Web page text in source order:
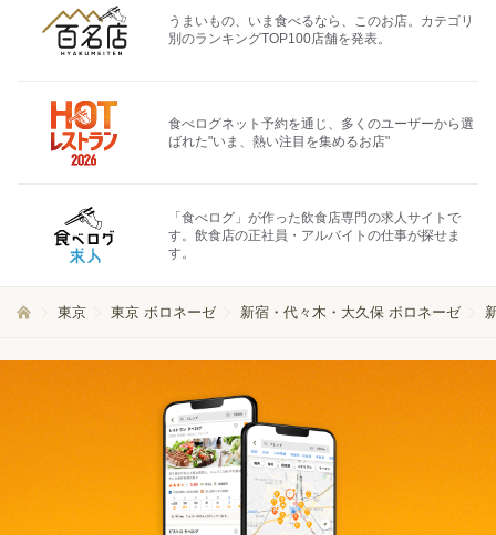
うまいもの、いま食べるなら、このお店。カテゴリ
別のランキングTOP100店舗を発表。
食べログネット予約を通じ、多くのユーザーから選
ばれた"いま、熱い注目を集めるお店"
「食べログ」が作った飲食店専門の求人サイトで
す。飲食店の正社員・アルバイトの仕事が探せま
す。
東京 東京 ボロネーゼ 新宿・代々木・大久保 ボロネーゼ